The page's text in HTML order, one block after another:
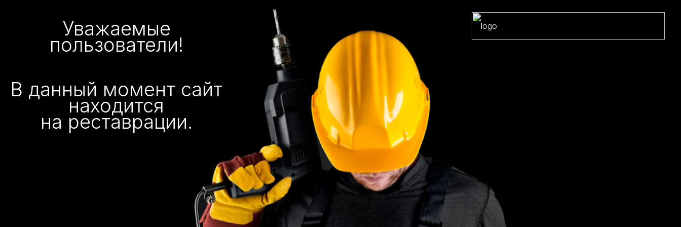
Уважаемые
пользователи!
В данный момент сайт
находится
на реставрации.